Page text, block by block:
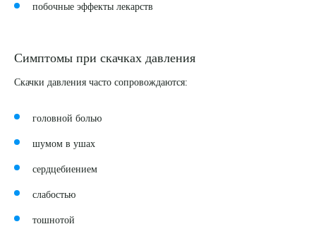
побочные эффекты лекарств
Симптомы при скачках давления
Скачки давления часто сопровождаются:
головной болью
шумом в ушах
сердцебиением
слабостью
тошнотой